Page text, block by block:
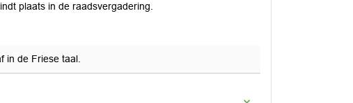
plaats in de raadsvergadering.
in de Friese taal.